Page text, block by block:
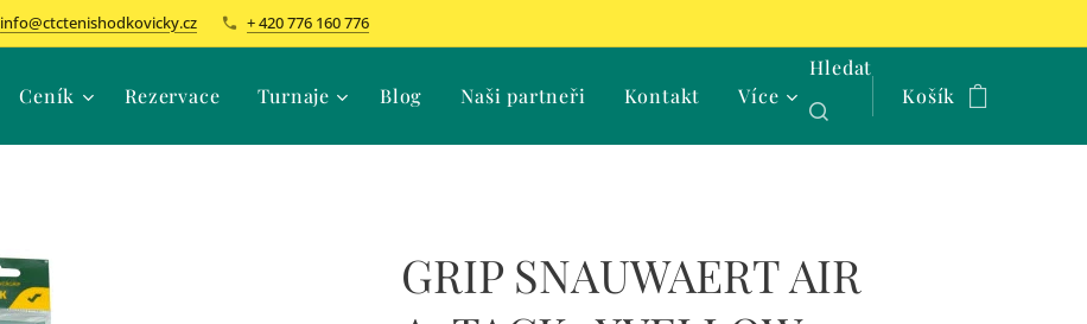
info@ctctenishodkovicky.cz + 420 776 160 776
Ceník Rezervace Turnaje Blog Naši partneři Kontakt Více
Hledat
Košík
GRIP SNAUWAERT AIR